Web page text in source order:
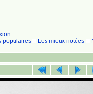
populaires Les mieux notées